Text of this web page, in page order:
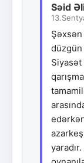
Səid
Şəxsən
düzgün